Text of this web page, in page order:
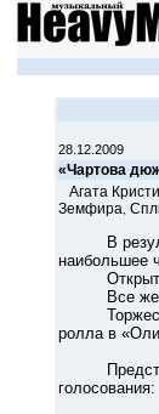
28.12.2009
«Чартова
Агата Кристи
Земфира
В
наибольшее
Открытое
Все
ролла в
голосования: